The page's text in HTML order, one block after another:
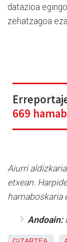
datazioa
zehatzagoa
669
Aiurri
etxean.
hamaboskaria
Andoain: